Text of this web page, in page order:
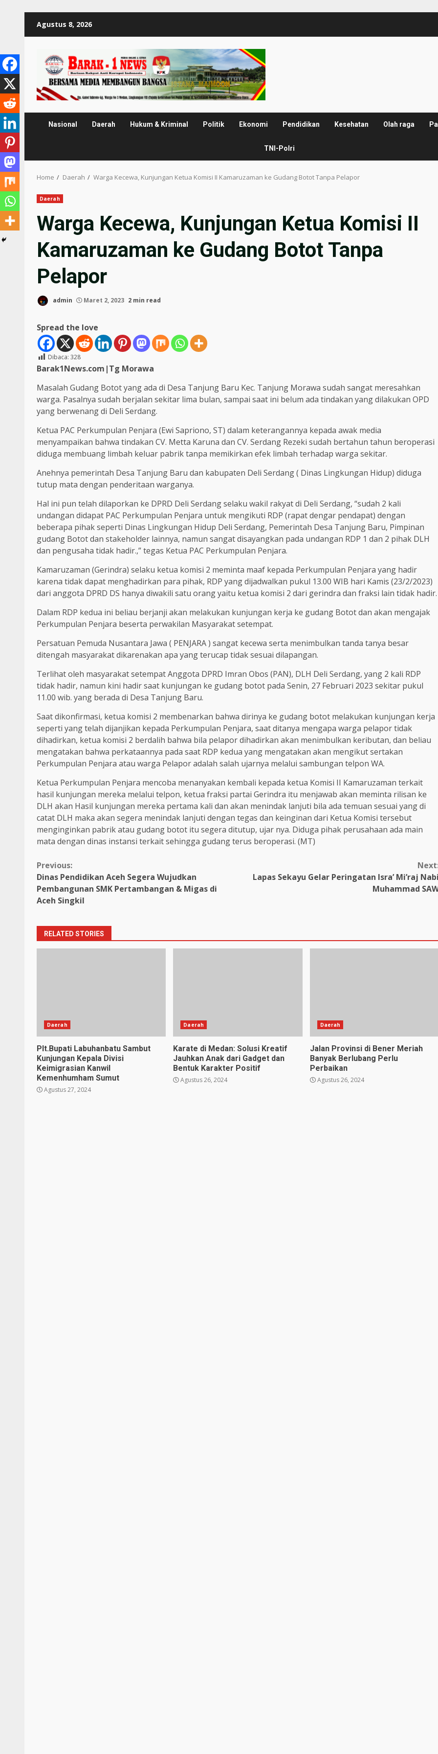
Agustus 8, 2026
Nasional Daerah Hukum & Kriminal Politik Ekonomi Pendidikan Kesehatan Olah raga
TNI-Polri
Home Daerah Warga Kecewa, Kunjungan Ketua Komisi II Kamaruzaman ke Gudang Botot Tanpa Pelapor
Daerah
Warga Kecewa, Kunjungan Ketua Komisi II
Kamaruzaman ke Gudang Botot Tanpa
Pelapor
admin Maret 2, 2023 2 min read
Spread the love
Dibaca: 328
Barak1News.com|Tg Morawa
Masalah Gudang Botot yang ada di Desa Tanjung Baru Kec. Tanjung Morawa sudah sangat meresahkan
warga. Pasalnya sudah berjalan sekitar lima bulan, sampai saat ini belum ada tindakan yang dilakukan OPD
yang berwenang di Deli Serdang.
Ketua PAC Perkumpulan Penjara (Ewi Sapriono, ST) dalam keterangannya kepada awak media
menyampaikan bahwa tindakan CV. Metta Karuna dan CV. Serdang Rezeki sudah bertahun tahun beroperasi
diduga membuang limbah keluar pabrik tanpa memikirkan efek limbah terhadap warga sekitar.
Anehnya pemerintah Desa Tanjung Baru dan kabupaten Deli Serdang ( Dinas Lingkungan Hidup) diduga
tutup mata dengan penderitaan warganya.
Hal ini pun telah dilaporkan ke DPRD Deli Serdang selaku wakil rakyat di Deli Serdang, “sudah 2 kali
undangan didapat PAC Perkumpulan Penjara untuk mengikuti RDP (rapat dengar pendapat) dengan
beberapa pihak seperti Dinas Lingkungan Hidup Deli Serdang, Pemerintah Desa Tanjung Baru, Pimpinan
gudang Botot dan stakeholder lainnya, namun sangat disayangkan pada undangan RDP 1 dan 2 pihak DLH
dan pengusaha tidak hadir.,” tegas Ketua PAC Perkumpulan Penjara.
Kamaruzaman (Gerindra) selaku ketua komisi 2 meminta maaf kepada Perkumpulan Penjara yang hadir
karena tidak dapat menghadirkan para pihak, RDP yang dijadwalkan pukul 13.00 WIB hari Kamis (23/2/2023)
dari anggota DPRD DS hanya diwakili satu orang yaitu ketua komisi 2 dari gerindra dan fraksi lain tidak hadir.
Dalam RDP kedua ini beliau berjanji akan melakukan kunjungan kerja ke gudang Botot dan akan mengajak
Perkumpulan Penjara beserta perwakilan Masyarakat setempat.
Persatuan Pemuda Nusantara Jawa ( PENJARA ) sangat kecewa serta menimbulkan tanda tanya besar
ditengah masyarakat dikarenakan apa yang terucap tidak sesuai dilapangan.
Terlihat oleh masyarakat setempat Anggota DPRD Imran Obos (PAN), DLH Deli Serdang, yang 2 kali RDP
tidak hadir, namun kini hadir saat kunjungan ke gudang botot pada Senin, 27 Februari 2023 sekitar pukul
11.00 wib. yang berada di Desa Tanjung Baru.
Saat dikonfirmasi, ketua komisi 2 membenarkan bahwa dirinya ke gudang botot melakukan kunjungan kerja
seperti yang telah dijanjikan kepada Perkumpulan Penjara, saat ditanya mengapa warga pelapor tidak
dihadirkan, ketua komisi 2 berdalih bahwa bila pelapor dihadirkan akan menimbulkan keributan, dan beliau
mengatakan bahwa perkataannya pada saat RDP kedua yang mengatakan akan mengikut sertakan
Perkumpulan Penjara atau warga Pelapor adalah salah ujarnya melalui sambungan telpon WA.
Ketua Perkumpulan Penjara mencoba menanyakan kembali kepada ketua Komisi II Kamaruzaman terkait
hasil kunjungan mereka melalui telpon, ketua fraksi partai Gerindra itu menjawab akan meminta rilisan ke
DLH akan Hasil kunjungan mereka pertama kali dan akan menindak lanjuti bila ada temuan sesuai yang di
catat DLH maka akan segera menindak lanjuti dengan tegas dan keinginan dari Ketua Komisi tersebut
menginginkan pabrik atau gudang botot itu segera ditutup, ujar nya. Diduga pihak perusahaan ada main
mata dengan dinas instansi terkait sehingga gudang terus beroperasi. (MT)
Continue
Reading
Previous:
Dinas Pendidikan Aceh Segera Wujudkan
Pembangunan SMK Pertambangan & Migas di
Aceh Singkil
Lapas Sekayu Gelar Peringatan Isra’ Mi’raj
Muhammad
RELATED STORIES
Daerah
Plt.Bupati Labuhanbatu Sambut
Kunjungan Kepala Divisi
Keimigrasian Kanwil
Kemenhumham Sumut
Agustus 27, 2024
Daerah
Karate di Medan: Solusi Kreatif
Jauhkan Anak dari Gadget dan
Bentuk Karakter Positif
Agustus 26, 2024
Daerah
Jalan Provinsi di Bener Meriah
Banyak Berlubang Perlu
Perbaikan
Agustus 26, 2024